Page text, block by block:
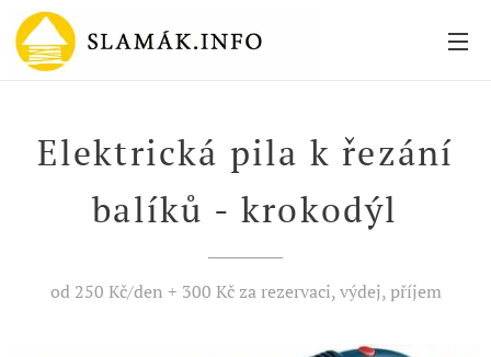
Elektrická pila k řezání
balíků - krokodýl
od 250 Kč/den + 300 Kč za rezervaci, výdej, příjem